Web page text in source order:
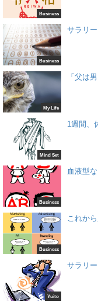
Business
Business
サラリ
My Life
「父は
Mind Set
1週間、
Business
血液型
Business
これか
Yuito
サラリ